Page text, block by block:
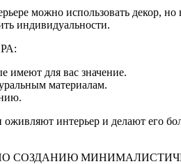
можно использовать декор, но
индивидуальности.
имеют для вас значение.
материалам.
оживляют интерьер и делают его
СОЗДАНИЮ